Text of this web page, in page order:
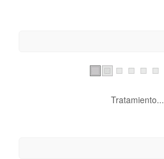
Tratamiento...